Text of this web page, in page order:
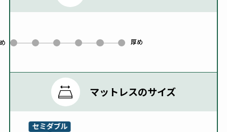
0 1 2 3 4 厚め
5
マットレスのサイズ
セミダブル